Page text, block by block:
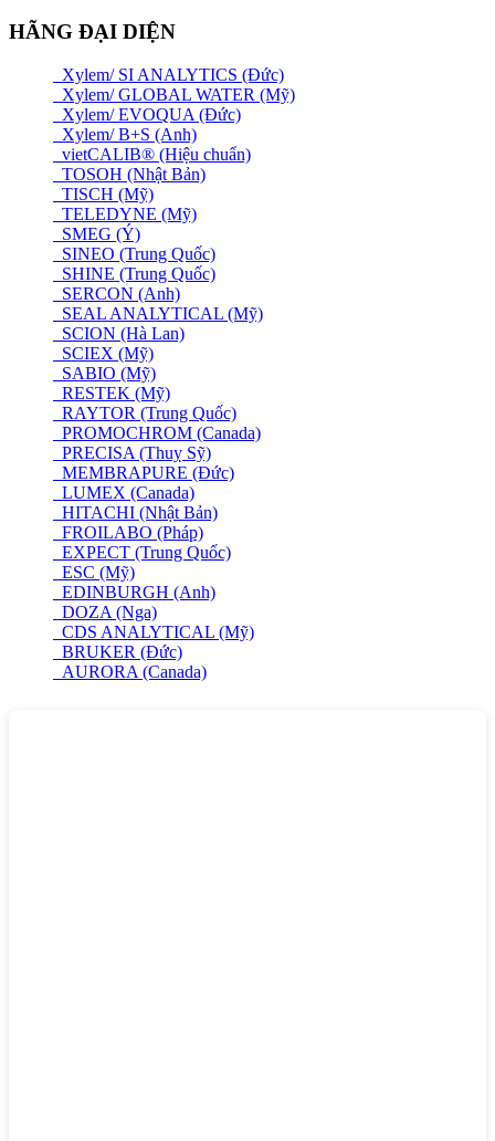
HÃNG ĐẠI DIỆN
Xylem/ SI ANALYTICS (Đức)
Xylem/ GLOBAL WATER (Mỹ)
Xylem/ EVOQUA (Đức)
Xylem/ B+S (Anh)
vietCALIB® (Hiệu chuẩn)
TOSOH (Nhật Bản)
TISCH (Mỹ)
TELEDYNE (Mỹ)
SMEG (Ý)
SINEO (Trung Quốc)
SHINE (Trung Quốc)
SERCON (Anh)
SEAL ANALYTICAL (Mỹ)
SCION (Hà Lan)
SCIEX (Mỹ)
SABIO (Mỹ)
RESTEK (Mỹ)
RAYTOR (Trung Quốc)
PROMOCHROM (Canada)
PRECISA (Thuỵ Sỹ)
MEMBRAPURE (Đức)
LUMEX (Canada)
HITACHI (Nhật Bản)
FROILABO (Pháp)
EXPECT (Trung Quốc)
ESC (Mỹ)
EDINBURGH (Anh)
DOZA (Nga)
CDS ANALYTICAL (Mỹ)
BRUKER (Đức)
AURORA (Canada)